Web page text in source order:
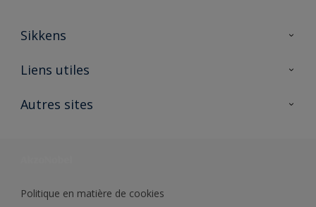
Sikkens
A propos de Sikkens
Liens utiles
Ouvrir un magasin PASS
Autres sites
Politique en matière de cookies